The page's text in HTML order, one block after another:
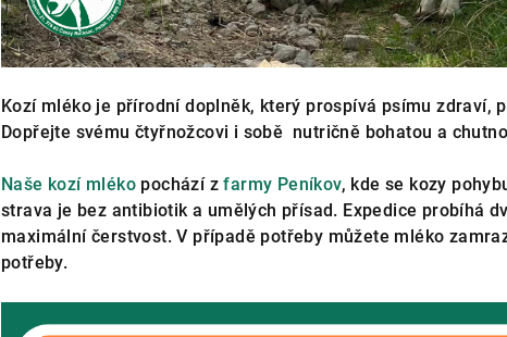
Kozí mléko je přírodní doplněk, který prospívá psímu zdraví,
Dopřejte svému čtyřnožcovi i sobě nutričně bohatou a
Naše kozí mléko pochází zfarmy Peníkov, kde se kozy
strava je bez antibiotik a umělých přísad. Expedice probíhá
maximální čerstvost. V případě potřeby můžete mléko
potřeby.